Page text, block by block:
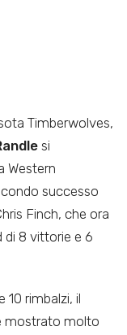
Timberwolves,
si
Western
successo
Finch, che ora
8 vittorie e 6
10 rimbalzi, il
mostrato molto